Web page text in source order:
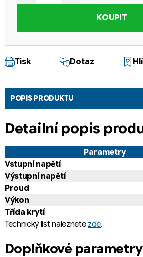
KOUPIT
Tisk Dotaz
POPIS PRODUKTU
Detailní popis
Parametry
Vstupní napětí
Výstupní napětí
Proud
Výkon
Třída krytí
Technický list naleznete zde.
Doplňkové parametry